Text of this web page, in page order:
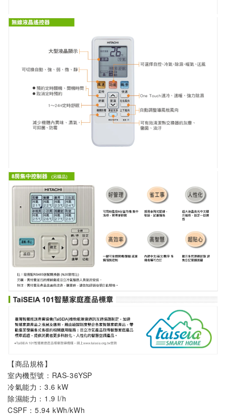
【商品規格】
室內機型號： RAS-36YSP
冷氣能力：3.6 kW
除濕能力：1.9 l/h
CSPF：5.94 kWh/kWh